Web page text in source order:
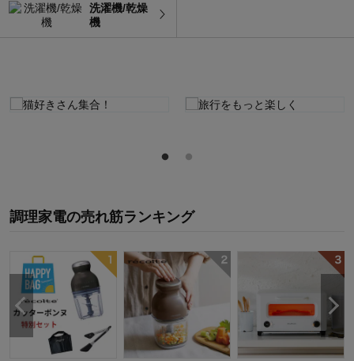
洗濯機/乾燥
機
調理家電の売れ筋ランキング